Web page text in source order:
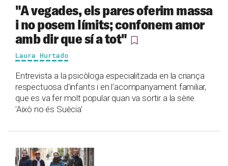
"A vegades, els pares oferim massa
i no posem límits; confonem amor
amb dir que sí a tot"
Laura Hurtado
Entrevista a la psicòloga especialitzada en la criança
respectuosa d'infants i en l'acompanyament familiar,
que es va fer molt popular quan va sortir a la sèrie
'Això no és Suècia'